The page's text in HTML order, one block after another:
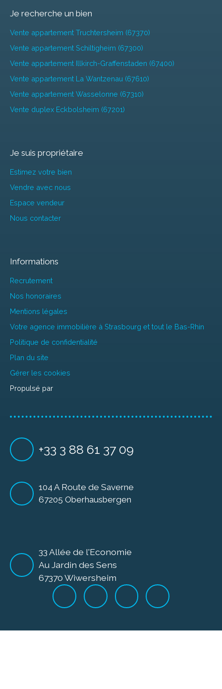
Je recherche un bien
Vente appartement Truchtersheim (67370)
Vente appartement Schiltigheim (67300)
Vente appartement Illkirch-Graffenstaden (67400)
Vente appartement La Wantzenau (67610)
Vente appartement Wasselonne (67310)
Vente duplex Eckbolsheim (67201)
Je suis propriétaire
Estimez votre bien
Vendre avec nous
Espace vendeur
Nous contacter
Informations
Recrutement
Nos honoraires
Mentions légales
Votre agence immobilière à Strasbourg et tout le Bas-Rhin
Politique de confidentialité
Plan du site
Gérer les cookies
Propulsé par
+33 3 88 61 37 09
104 A Route de Saverne
67205 Oberhausbergen
33 Allée de l'Economie
Au Jardin des Sens
67370 Wiwersheim